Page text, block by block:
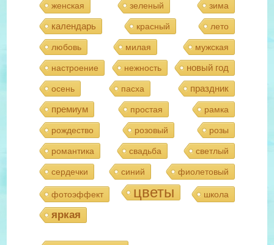
женская зеленый зима
календарь красный лето
любовь милая мужская
настроение нежность новый год
осень пасха
праздник
премиум
простая рамка
рождество розовый розы
романтика свадьба светлый
сердечки синий фиолетовый
фотоэффект цветы школа
яркая